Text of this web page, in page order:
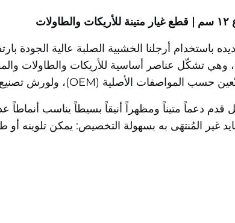
وهي تشكّل عناصر أساسية للأريكات والطاولات
متيناً ومظهراً أنيقاً بسيطاً يناسب أنماطاً
غير المُنتهَى به بسهولة التخصيص: يمكن تلوينه أو